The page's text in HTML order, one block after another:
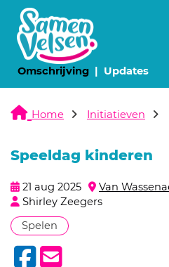
Omschrijving(huidige pagina)
Updates
Home Initiatieven
Speeldag kinderen
21 aug 2025
Van
Shirley Zeegers
Spelen